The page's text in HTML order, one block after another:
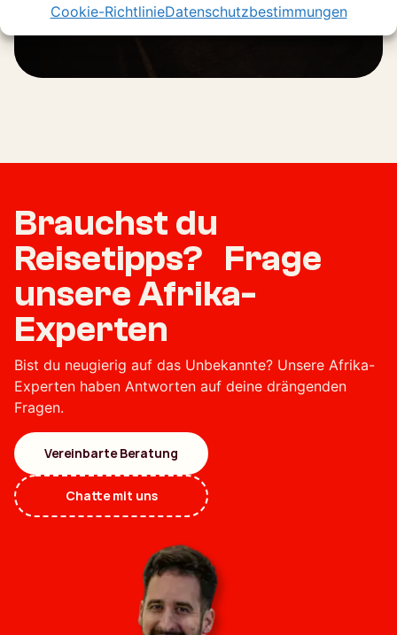
Cookie-RichtlinieDatenschutzbestimmungen
Brauchst du
Reisetipps? Frage
unsere Afrika-
Experten
Bist du neugierig auf das Unbekannte? Unsere Afrika-
Experten haben Antworten auf deine drängenden
Fragen.
Vereinbarte Beratung
Chatte mit uns